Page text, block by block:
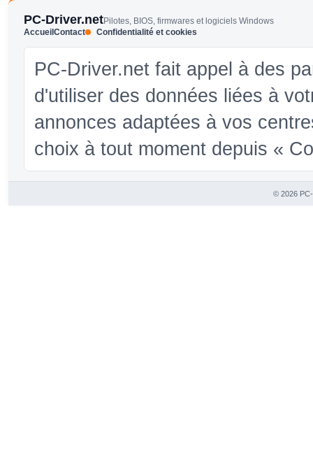
PC-Driver.netPilotes, BIOS, firmwares et logiciels Windows
AccueilContact Confidentialité et cookies
PC-Driver.net fait appel à des
d'utiliser des données liées à
annonces adaptées à vos
choix à tout moment depuis «
© 2026